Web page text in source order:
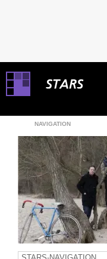
NAVIGATION